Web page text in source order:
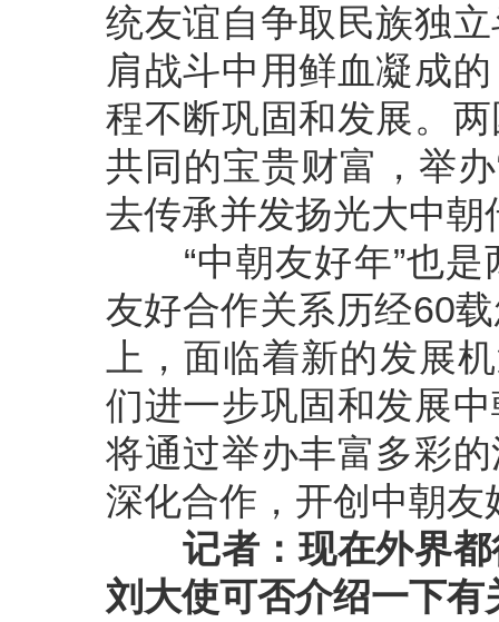
统友谊自争取民族独
肩战斗中用鲜血凝成
程不断巩固和发展。
共同的宝贵财富，举
去传承并发扬光大中朝
“中朝友好年”也是
友好合作关系历经60
上，面临着新的发展
们进一步巩固和发展
将通过举办丰富多彩
深化合作，开创中朝
记者：现在外界
刘大使可否介绍一下有